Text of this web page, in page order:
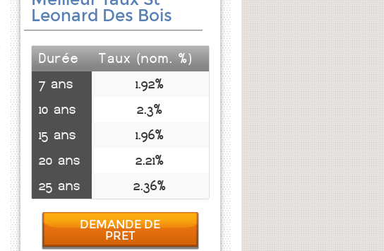
Leonard Des Bois
Durée
Taux (nom. %)
7 ans
1.92%
10 ans
2.3%
15 ans
1.96%
20 ans
2.21%
25 ans
2.36%
DEMANDE DE
PRET